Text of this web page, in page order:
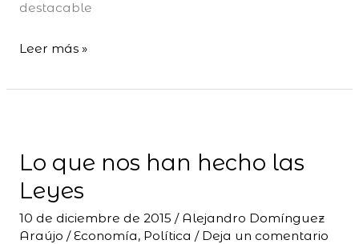
destacable
Leer más »
Lo que nos han hecho las
Leyes
10 de diciembre de 2015 / Alejandro Domínguez
Araújo / Economía, Política / Deja un comentario
nos
han
hecho
las